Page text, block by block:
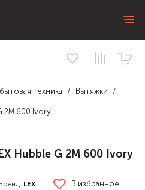
техника
Вытяжки
2M 600 Ivory
Hubble G 2M 600 Ivory
Бренд: LEX В избранное